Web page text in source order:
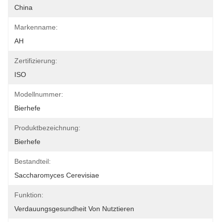
China
Markenname:
AH
Zertifizierung:
ISO
Modellnummer:
Bierhefe
Produktbezeichnung:
Bierhefe
Bestandteil:
Saccharomyces Cerevisiae
Funktion:
Verdauungsgesundheit Von Nutztieren